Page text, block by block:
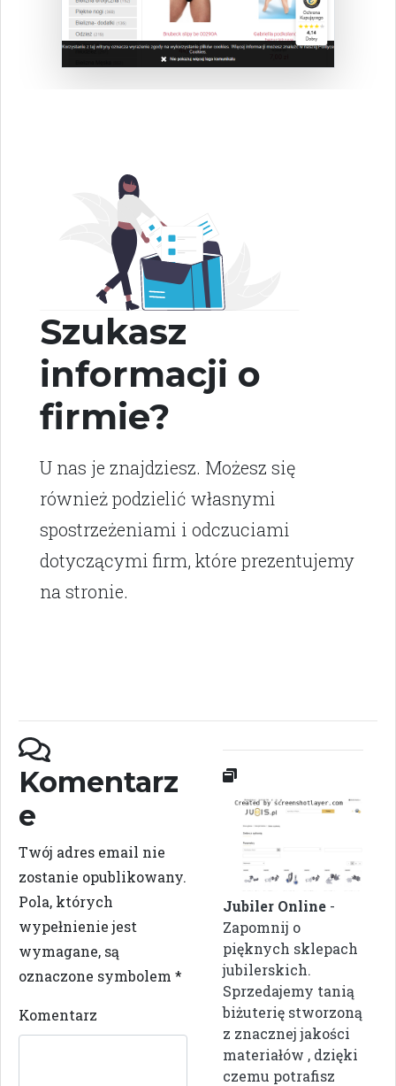
Szukasz
informacji o
firmie?
U nas je znajdziesz. Możesz się
również podzielić własnymi
spostrzeżeniami i odczuciami
dotyczącymi firm, które prezentujemy
na stronie.
Komentarz
e
Twój adres email nie
zostanie opublikowany.
Pola, których
wypełnienie jest
wymagane, są
oznaczone symbolem *
Komentarz
Jubiler Online -
Zapomnij o
pięknych sklepach
jubilerskich.
Sprzedajemy tanią
biżuterię stworzoną
z znacznej jakości
materiałów , dzięki
czemu potrafisz